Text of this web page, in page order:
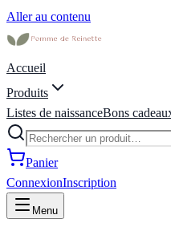
Aller au contenu
Accueil
Produits
Listes de naissanceBons
Panier
ConnexionInscription
Menu